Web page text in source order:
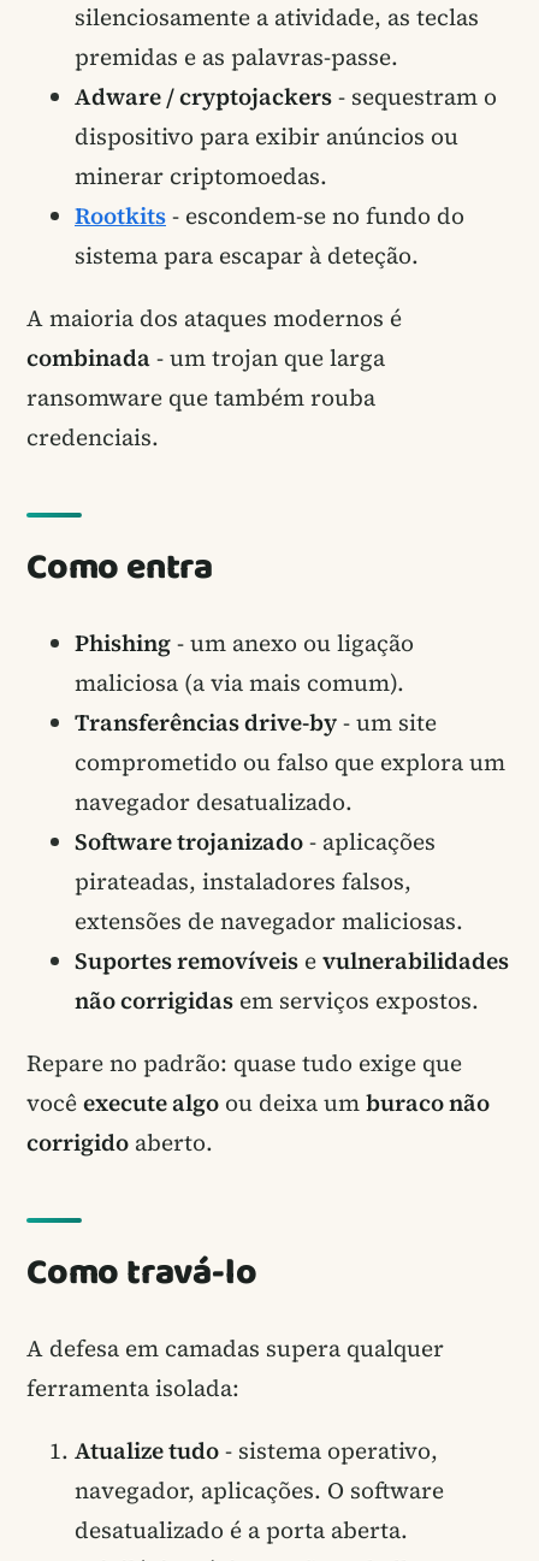
silenciosamente a atividade, as teclas
premidas e as palavras-passe.
Adware / cryptojackers- sequestram o
dispositivo para exibir anúncios ou
minerar criptomoedas.
Rootkits- escondem-se no fundo do
sistema para escapar à deteção.
A maioria dos ataques modernos é
combinada- um trojan que larga
ransomware que também rouba
credenciais.
Como entra
Phishing- um anexo ou ligação
maliciosa (a via mais comum).
Transferências drive-by- um site
comprometido ou falso que explora um
navegador desatualizado.
Software trojanizado- aplicações
pirateadas, instaladores falsos,
extensões de navegador maliciosas.
Suportes removíveis evulnerabilidades
não corrigidas em serviços expostos.
Repare no padrão: quase tudo exige que
vocêexecute algo ou deixa umburaco não
corrigido aberto.
Como travá-lo
A defesa em camadas supera qualquer
ferramenta isolada:
Atualize tudo- sistema operativo,
navegador, aplicações. O software
desatualizado é a porta aberta.